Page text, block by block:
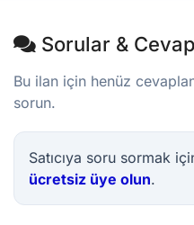
Sorular &
Bu ilan için henüz
sorun.
Satıcıya soru sormak
ücretsiz üye olun.